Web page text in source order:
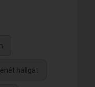
hallgat